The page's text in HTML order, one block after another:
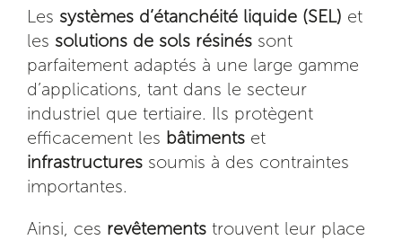
Les systèmes d’étanchéité liquide (SEL) et
les solutions de sols résinés sont
parfaitement adaptés à une large gamme
d’applications, tant dans le secteur
industriel que tertiaire. Ils protègent
efficacement les bâtiments et
infrastructures soumis à des contraintes
importantes.
Ainsi, ces revêtements trouvent leur place